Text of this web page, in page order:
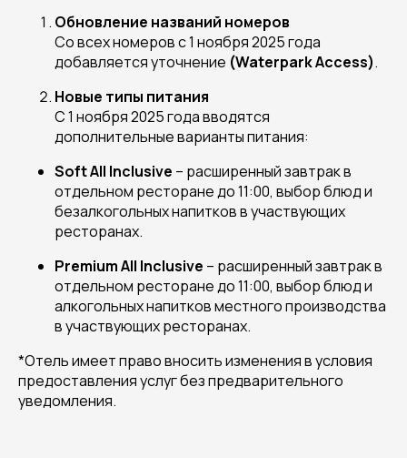
Обновление названий номеров
Со всех номеров с 1 ноября 2025 года
добавляется уточнение (Waterpark Access).
Новые типы питания
С 1 ноября 2025 года вводятся
дополнительные варианты питания:
Soft All Inclusive – расширенный завтрак в
отдельном ресторане до 11:00, выбор блюд и
безалкогольных напитков в участвующих
ресторанах.
Premium All Inclusive – расширенный завтрак в
отдельном ресторане до 11:00, выбор блюд и
алкогольных напитков местного производства
в участвующих ресторанах.
*Отель имеет право вносить изменения в условия
предоставления услуг без предварительного
уведомления.